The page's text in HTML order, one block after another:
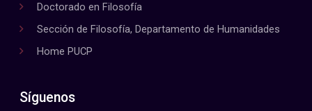
Doctorado en Filosofía
Sección de Filosofía, Departamento de Humanidades
Home PUCP
Síguenos